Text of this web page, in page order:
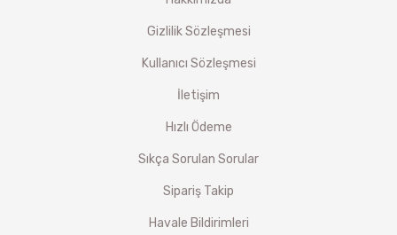
Gizlilik Sözleşmesi
Kullanıcı Sözleşmesi
İletişim
Hızlı Ödeme
Sıkça Sorulan Sorular
Sipariş Takip
Havale Bildirimleri